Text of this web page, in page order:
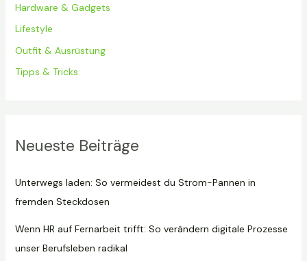
Hardware & Gadgets
Lifestyle
Outfit & Ausrüstung
Tipps & Tricks
Neueste Beiträge
Unterwegs laden: So vermeidest du Strom-Pannen in
fremden Steckdosen
Wenn HR auf Fernarbeit trifft: So verändern digitale Prozesse
unser Berufsleben radikal